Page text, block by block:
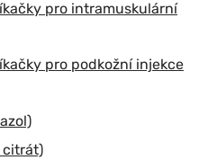
pro intramuskulární
pro podkožní injekce
citrát)